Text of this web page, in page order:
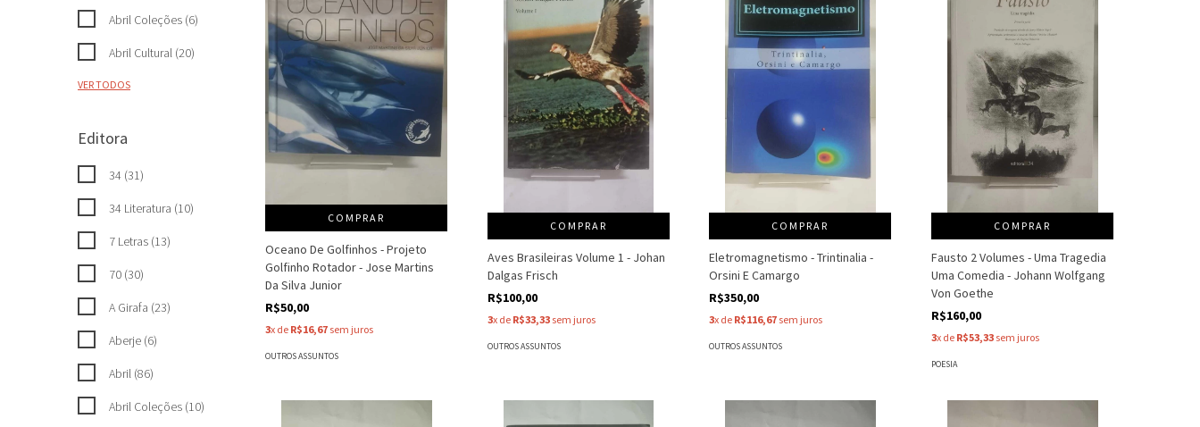
Abril Coleções (6)
Abril Cultural (20)
VER TODOS
Editora
34 (31)
34 Literatura (10)
7 Letras (13)
70 (30)
A Girafa (23)
Aberje (6)
Abril (86)
Abril Coleções (10)
COMPRAR
Oceano De Golfinhos - Projeto
Golfinho Rotador - Jose Martins
Da Silva Junior
R$50,00
3x de R$16,67 sem juros
OUTROS ASSUNTOS
COMPRAR
Aves Brasileiras Volume 1 - Johan
Dalgas Frisch
R$100,00
3x de R$33,33sem juros
OUTROS ASSUNTOS
COMPRAR
Eletromagnetismo - Trintinalia -
Orsini E Camargo
R$350,00
3x de R$116,67 sem juros
OUTROS ASSUNTOS
COMPRAR
Fausto 2 Volumes - Uma Tragedia
Uma Comedia - Johann Wolfgang
Von Goethe
R$160,00
3x de R$53,33 sem juros
POESIA